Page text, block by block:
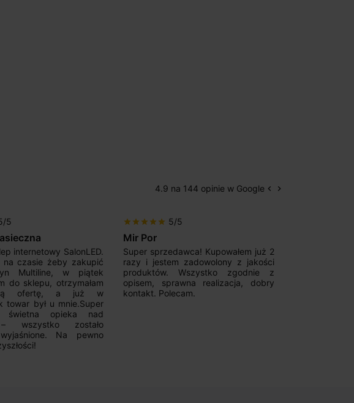
4.9 na 144 opinie w Google Poprzedni
keyboard_arrow_left Następny
keyboard_arrow_right
5
internetowy SalonLED.
na czasie żeby zakupić
Multiline, w piątek
do sklepu, otrzymałam
ofertę, a już w
towar był u mnie.Super
świetna opieka nad
wszystko zostało
Na pewno
star star star star star 5/5
Mir Por
Super sprzedawca! Kupowałem już 2
razy i jestem zadowolony z jakości
produktów. Wszystko zgodnie z
opisem, sprawna realizacja, dobry
kontakt. Polecam.